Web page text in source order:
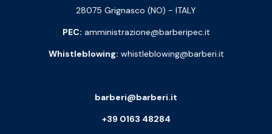
28075 Grignasco (NO) - ITALY
PEC: amministrazione@barberipec.it
Whistleblowing: whistleblowing@barberi.it
barberi@barberi.it
+39 0163 48284